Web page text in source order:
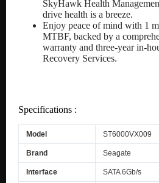
SkyHawk Health
drive health is a breeze.
Enjoy peace of mind with 1
MTBF, backed by a
warranty and three-year in-
Recovery Services.
Specifications :
Model ST6000VX009
Brand Seagate
Interface SATA 6Gb/s